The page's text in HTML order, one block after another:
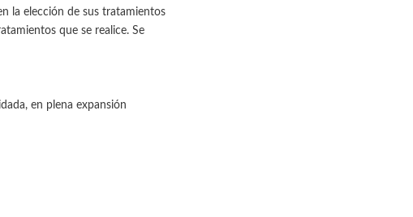
la elección de sus tratamientos
que se realice. Se
en plena expansión